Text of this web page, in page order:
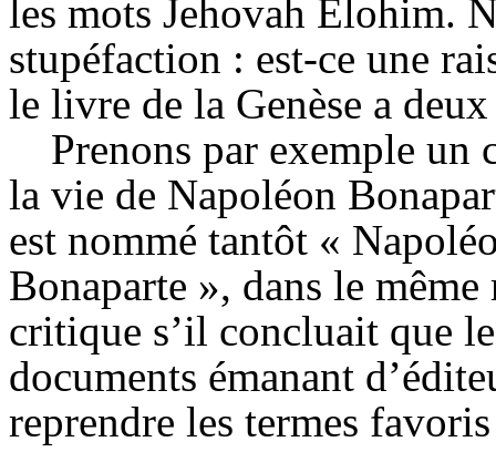
les mots Jehovah Elohim.
stupéfaction : est-ce une
le livre de la Genèse a
Prenons par exemple
la vie de Napoléon
est nommé tantôt «
Bonaparte », dans le
critique s’il concluait que
documents émanant
reprendre les termes